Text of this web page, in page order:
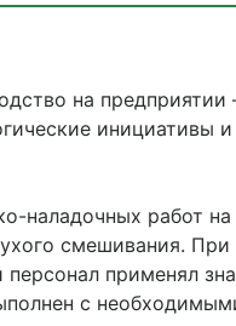
на
инициативы
наладочных работ
смешивания.
применял
с